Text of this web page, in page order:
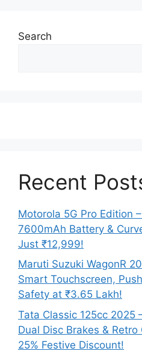
Search
Recent
Motorola 5G Pro Edition
7600mAh Battery &
Just ₹12,999!
Maruti Suzuki WagonR
Smart Touchscreen,
Safety at ₹3.65 Lakh!
Tata Classic 125cc 2025
Dual Disc Brakes &
25% Festive Discount!